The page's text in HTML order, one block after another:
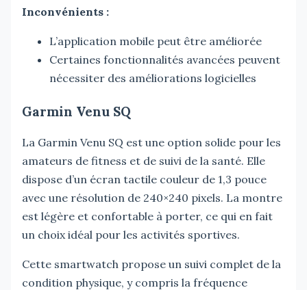
Inconvénients :
L’application mobile peut être améliorée
Certaines fonctionnalités avancées peuvent
nécessiter des améliorations logicielles
Garmin Venu SQ
La Garmin Venu SQ est une option solide pour les
amateurs de fitness et de suivi de la santé. Elle
dispose d’un écran tactile couleur de 1,3 pouce
avec une résolution de 240×240 pixels. La montre
est légère et confortable à porter, ce qui en fait
un choix idéal pour les activités sportives.
Cette smartwatch propose un suivi complet de la
condition physique, y compris la fréquence